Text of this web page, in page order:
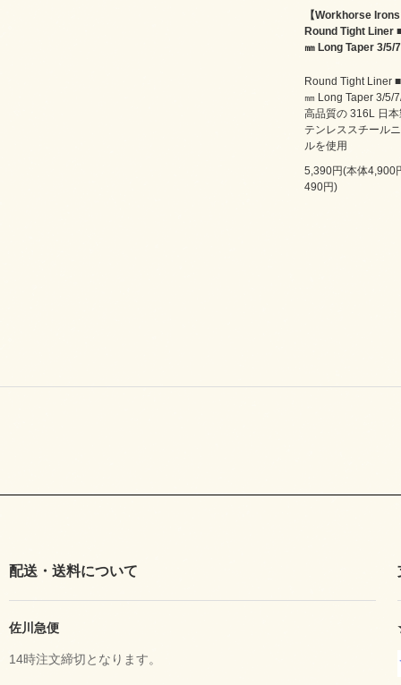
【Workhorse
Round Tight Liner
㎜ Long Taper 3/5/
Round Tight Liner
㎜ Long Taper 3/5/
高品質の 316L 日
テンレススチール
ルを使用
5,390円(本体4,900
490円)
配送・送料について
佐川急便
14時注文締切となります。